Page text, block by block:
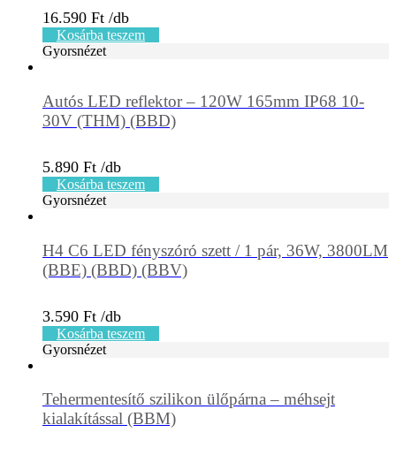
16.590 Ft
Kosárba teszem
Gyorsnézet
Autós LED reflektor – 120W 165mm IP68 10-
30V (THM) (BBD)
5.890 Ft
Kosárba teszem
Gyorsnézet
H4 C6 LED fényszóró szett / 1 pár, 36W, 3800LM
(BBE) (BBD) (BBV)
3.590 Ft
Kosárba teszem
Gyorsnézet
Tehermentesítő szilikon ülőpárna – méhsejt
kialakítással (BBM)